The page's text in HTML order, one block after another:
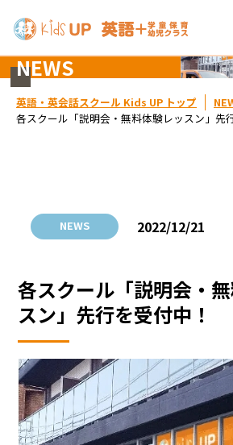
NEWS
英語・英会話スクール Kids UP トップ
各スクール「説明会・無料体験レッスン」先
NEWS 2022/12/21
各スクール「説明会・
スン」先行を受付中！